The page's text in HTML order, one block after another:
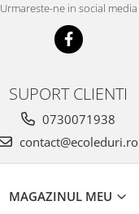
Urmareste-ne in social media
SUPORT CLIENTI
0730071938
contact@ecoleduri.ro
MAGAZINUL MEU